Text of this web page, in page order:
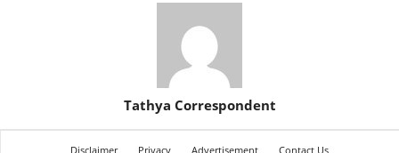
Tathya Correspondent
Disclaimer Privacy Advertisement Contact Us